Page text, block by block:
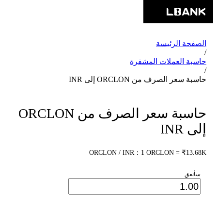
الصفحة الرئيسة
/
حاسبة العملات المشفرة
/
حاسبة سعر الصرف من ORCLON إلى INR
حاسبة سعر الصرف من ORCLON
إلى INR
ORCLON / INR：1 ORCLON = ₹13.68K
سأنفق